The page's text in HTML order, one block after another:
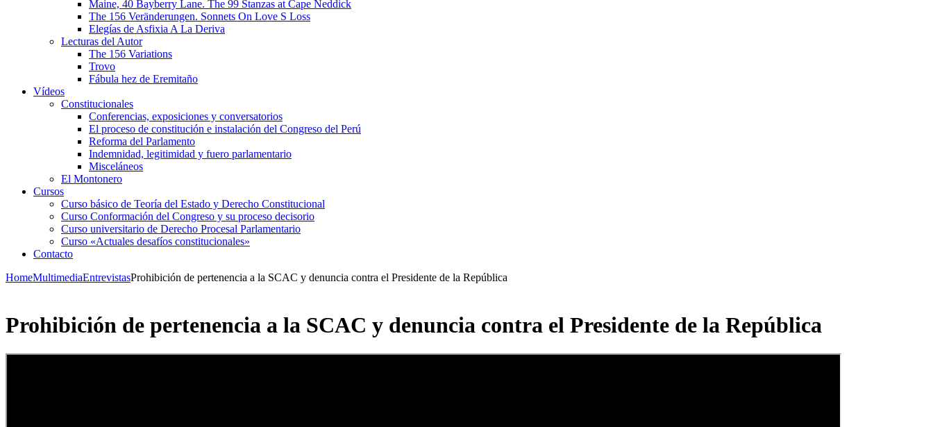
Maine, 40 Bayberry Lane. The 99 Stanzas at Cape Neddick
The 156 Veränderungen. Sonnets On Love S Loss
Elegías de Asfixia A La Deriva
Lecturas del Autor
The 156 Variations
Trovo
Fábula hez de Eremitaño
Vídeos
Constitucionales
Conferencias, exposiciones y conversatorios
El proceso de constitución e instalación del Congreso del Perú
Reforma del Parlamento
Indemnidad, legitimidad y fuero parlamentario
Misceláneos
El Montonero
Cursos
Curso básico de Teoría del Estado y Derecho Constitucional
Curso Conformación del Congreso y su proceso decisorio
Curso universitario de Derecho Procesal Parlamentario
Curso «Actuales desafíos constitucionales»
Contacto
HomeMultimediaEntrevistasProhibición de pertenencia a la SCAC y denuncia contra el Presidente de la República
Prohibición de pertenencia a la SCAC y denuncia contra el Presidente de la República